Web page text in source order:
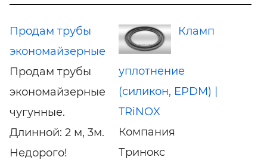
Продам трубы
экономайзерные
Продам трубы
экономайзерные
чугунные.
Длинной: 2 м, 3м.
Недорого!
Кламп
уплотнение
(силикон, EPDM) |
TRiNOX
Компания
Тринокс